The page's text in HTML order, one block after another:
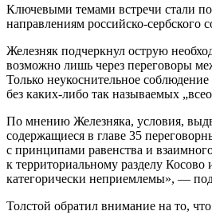
Ключевыми темами встречи стали
направлениям российско-сербского
Железняк подчеркнул острую
возможно лишь через переговоры
Только неукоснительное
без каких-либо так называемых
По мнению Железняка, условия,
содержащиеся в главе 35
с принципами равенства и
к территориальному разделу
категорически неприемлемы», —
Толстой обратил внимание на то,